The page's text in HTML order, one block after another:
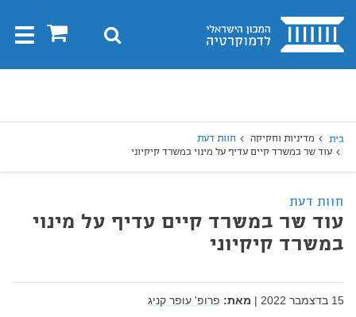
בית 0 חיפוש
בית מדיניות וחקיקה
חוות דעת
עוד שר במשרד קיים עדיף על מינוי במשרד קיקיוני
חוות דעת
עוד שר במשרד קיים עדיף על מינוי
במשרד קיקיוני
15 בדצמבר 2022 | מאת: פרופ' עופר קניג